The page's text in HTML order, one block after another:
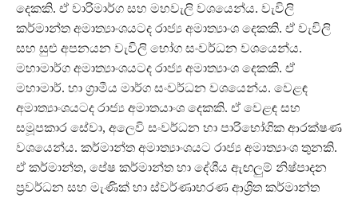
දෙකකි. ඒ වාරිමාර්ග සහ මහවැලි වශයෙන්ය. වැවිලි
කර්මාන්ත අමාත්‍යාංශයටද රාජ්‍ය අමාත්‍යාංශ දෙකකි. ඒ වැවිලි
සහ සුළු අපනයන වැවිලි භෝග සංවර්ධන වශයෙන්ය.
මහාමාර්ග අමාත්‍යාංශයටද රාජ්‍ය අමාත්‍යාංශ දෙකකි. ඒ
මහාමාර්. හා ග්‍රාමීය මාර්ග සංවර්ධන වශයෙන්ය. වෙළඳ
අමාත්‍යාංශයටද රාජ්‍ය අමාතයාංශ දෙකකි. ඒ වෙළඳ සහ
සමූපකාර සේවා, අලෙවි සංවර්ධන හා පාරිභෝගික ආරක්ෂණ
වශයෙන්ය. කර්මාන්ත අමාත්‍යාංශයට රාජ්‍ය අමාත්‍යාංශ තුනකි.
ඒ කර්මාන්ත, පේෂ කර්මාන්ත හා දේශීය ඇඟලුම් නිෂ්පාදන
ප්‍රවර්ධන සහ මැණික් හා ස්වර්ණාභරණ ආශ්‍රිත කර්මාන්ත